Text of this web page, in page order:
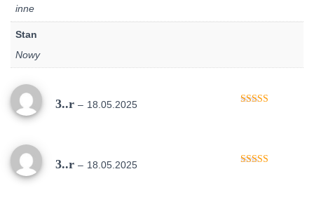
inne
Stan
Nowy
3..r – 18.05.2025
3..r – 18.05.2025